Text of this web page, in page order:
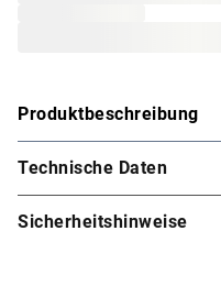
Produktbeschreibung
Karibu Innensauna
2-3 Personen
Diese System- bzw.
Technische Daten
Sicherheitshinweise